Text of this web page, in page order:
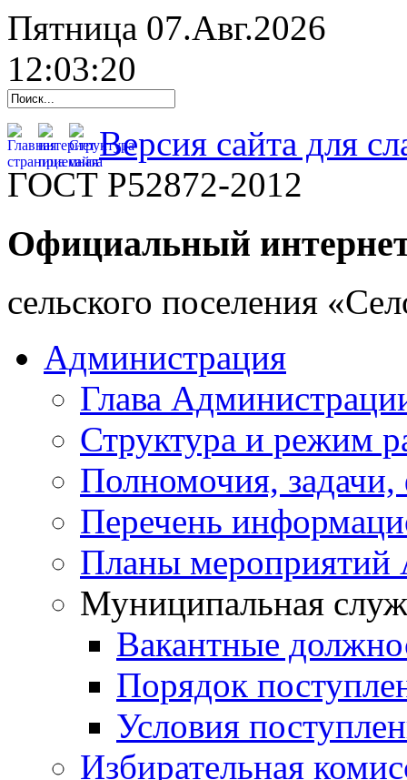
Пятница 07.Авг.2026
12:03:21
Версия сайта для
ГОСТ Р52872-2012
Официальный
cельского поселения
Администрация
Глава
Структура и режим
Полномочия,
Перечень
Планы мероприятий
Муниципальная
Вакантные
Порядок
Условия
Избирательная